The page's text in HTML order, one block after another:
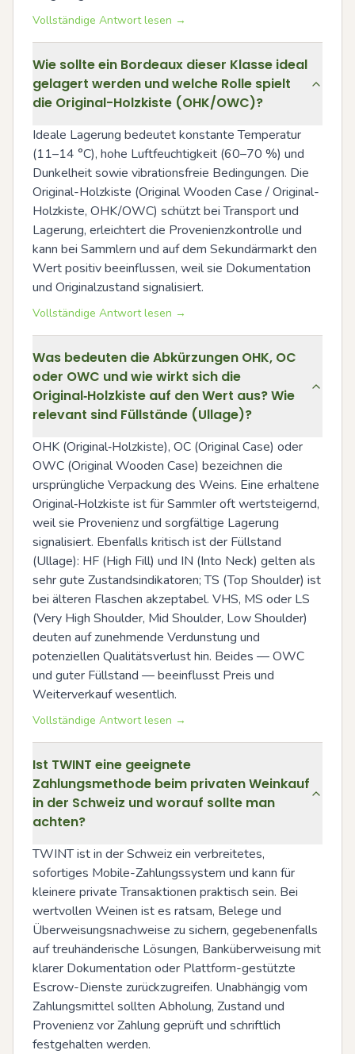
Vollständige Antwort lesen →
Wie sollte ein Bordeaux dieser Klasse ideal
gelagert werden und welche Rolle spielt
die Original-Holzkiste (OHK/OWC)?
Ideale Lagerung bedeutet konstante Temperatur
(11–14 °C), hohe Luftfeuchtigkeit (60–70 %) und
Dunkelheit sowie vibrationsfreie Bedingungen. Die
Original-Holzkiste (Original Wooden Case / Original-
Holzkiste, OHK/OWC) schützt bei Transport und
Lagerung, erleichtert die Provenienzkontrolle und
kann bei Sammlern und auf dem Sekundärmarkt den
Wert positiv beeinflussen, weil sie Dokumentation
und Originalzustand signalisiert.
Vollständige Antwort lesen →
Was bedeuten die Abkürzungen OHK, OC
oder OWC und wie wirkt sich die
Original‑Holzkiste auf den Wert aus? Wie
relevant sind Füllstände (Ullage)?
OHK (Original‑Holzkiste), OC (Original Case) oder
OWC (Original Wooden Case) bezeichnen die
ursprüngliche Verpackung des Weins. Eine erhaltene
Original‑Holzkiste ist für Sammler oft wertsteigernd,
weil sie Provenienz und sorgfältige Lagerung
signalisiert. Ebenfalls kritisch ist der Füllstand
(Ullage): HF (High Fill) und IN (Into Neck) gelten als
sehr gute Zustandsindikatoren; TS (Top Shoulder) ist
bei älteren Flaschen akzeptabel. VHS, MS oder LS
(Very High Shoulder, Mid Shoulder, Low Shoulder)
deuten auf zunehmende Verdunstung und
potenziellen Qualitätsverlust hin. Beides — OWC
und guter Füllstand — beeinflusst Preis und
Weiterverkauf wesentlich.
Vollständige Antwort lesen →
Ist TWINT eine geeignete
Zahlungsmethode beim privaten Weinkauf
in der Schweiz und worauf sollte man
achten?
TWINT ist in der Schweiz ein verbreitetes,
sofortiges Mobile-Zahlungssystem und kann für
kleinere private Transaktionen praktisch sein. Bei
wertvollen Weinen ist es ratsam, Belege und
Überweisungsnachweise zu sichern, gegebenenfalls
auf treuhänderische Lösungen, Banküberweisung mit
klarer Dokumentation oder Plattform-gestützte
Escrow-Dienste zurückzugreifen. Unabhängig vom
Zahlungsmittel sollten Abholung, Zustand und
Provenienz vor Zahlung geprüft und schriftlich
festgehalten werden.